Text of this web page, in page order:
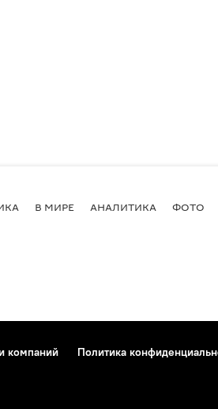
В МИРЕ АНАЛИТИКА ФОТО
компаний Политика